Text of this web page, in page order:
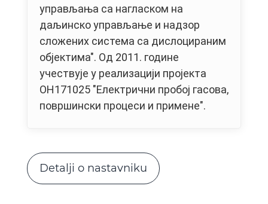
управљања са нагласком на
даљинско управљање и надзор
сложених система са дислоцираним
објектима". Од 2011. године
учествује у реализацији пројекта
ОН171025 "Електрични пробој гасова,
површински процеси и примене".
Detalji o nastavniku